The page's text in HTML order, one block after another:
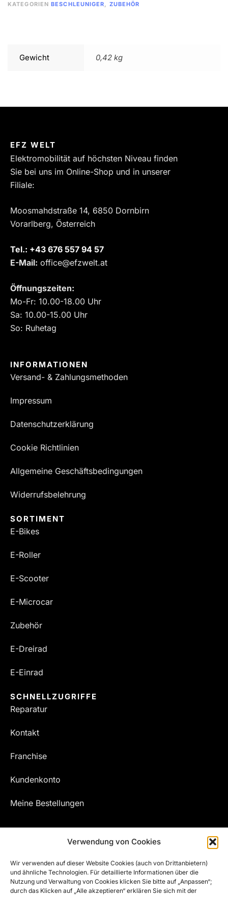
Verwendung von Cookies
Wir verwenden auf dieser Website Cookies (auch von Drittanbietern)
und ähnliche Technologien. Für detaillierte Informationen über die
Nutzung und Verwaltung von Cookies klicken Sie bitte auf „Anpassen“;
durch das Klicken auf „Alle akzeptieren“ erklären Sie sich mit der
KATEGORIEN BESCHLEUNIGER, ZUBEHÖR
Gewicht 0,42 kg
EFZ WELT
Elektromobilität auf höchsten Niveau finden
Sie bei uns im Online-Shop und in unserer
Filiale:
Moosmahdstraße 14, 6850 Dornbirn
Vorarlberg, Österreich
Tel.: ‎+43 676 557 94 57
E-Mail: office@efzwelt.at
Öffnungszeiten:
Mo-Fr: 10.00-18.00 Uhr
Sa: 10.00-15.00 Uhr
So: Ruhetag
INFORMATIONEN
Versand- & Zahlungsmethoden
Impressum
Datenschutzerklärung
Cookie Richtlinien
Allgemeine Geschäftsbedingungen
Widerrufsbelehrung
SORTIMENT
E-Bikes
E-Roller
E-Scooter
E-Microcar
Zubehör
E-Dreirad
E-Einrad
SCHNELLZUGRIFFE
Reparatur
Kontakt
Franchise
Kundenkonto
Meine Bestellungen